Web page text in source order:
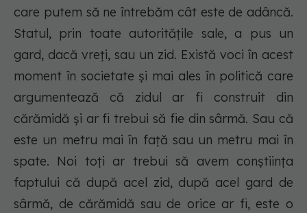
care putem să ne întrebăm cât este de adâncă.
Statul, prin toate autorităţile sale, a pus un
gard, dacă vreţi, sau un zid. Există voci în acest
moment în societate şi mai ales în politică care
argumentează că zidul ar fi construit din
cărămidă şi ar fi trebui să fie din sârmă. Sau că
este un metru mai în faţă sau un metru mai în
spate. Noi toţi ar trebui să avem conştiinţa
faptului că după acel zid, după acel gard de
sârmă, de cărămidă sau de orice ar fi, este o